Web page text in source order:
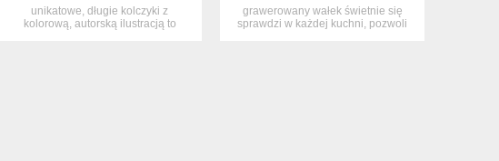
unikatowe, długie kolczyki z
kolorową, autorską ilustracją to
grawerowany wałek świetnie się
sprawdzi w każdej kuchni, pozwoli